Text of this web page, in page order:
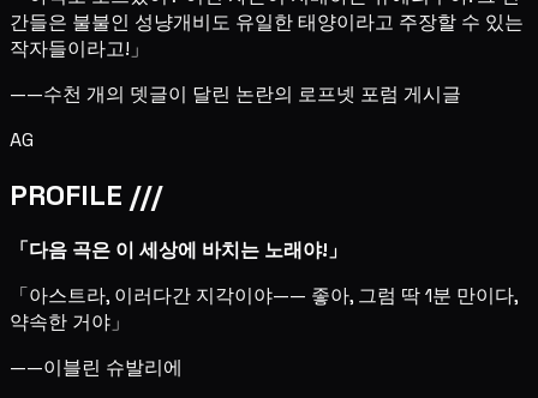
간들은 불불인 성냥개비도 유일한 태양이라고 주장할 수 있는
작자들이라고!」
——수천 개의 뎃글이 달린 논란의 로프넷 포럼 게시글
AG
PROFILE ///
「다음 곡은 이 세상에 바치는 노래야!」
「아스트라, 이러다간 지각이야—— 좋아, 그럼 딱 1분 만이다,
약속한 거야」
——이블린 슈발리에